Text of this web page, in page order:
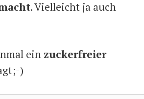
. Vielleicht ja auch
ein zuckerfreier
)